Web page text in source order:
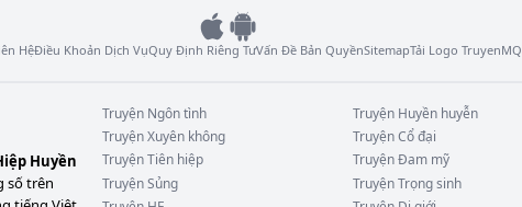
HệĐiều Khoản Dịch VụQuy Định Riêng TưVấn Đề Bản QuyềnSitemapTải Logo TruyenMQ
Huyền
số trên
Truyện Ngôn tình Truyện Huyền huyễn
TruyệnXuyên không TruyệnCổ đại
TruyệnTiên hiệp TruyệnĐam mỹ
TruyệnSủng TruyệnTrọng sinh